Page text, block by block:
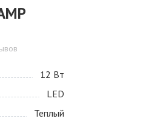
12 Bт
LED
Теплый